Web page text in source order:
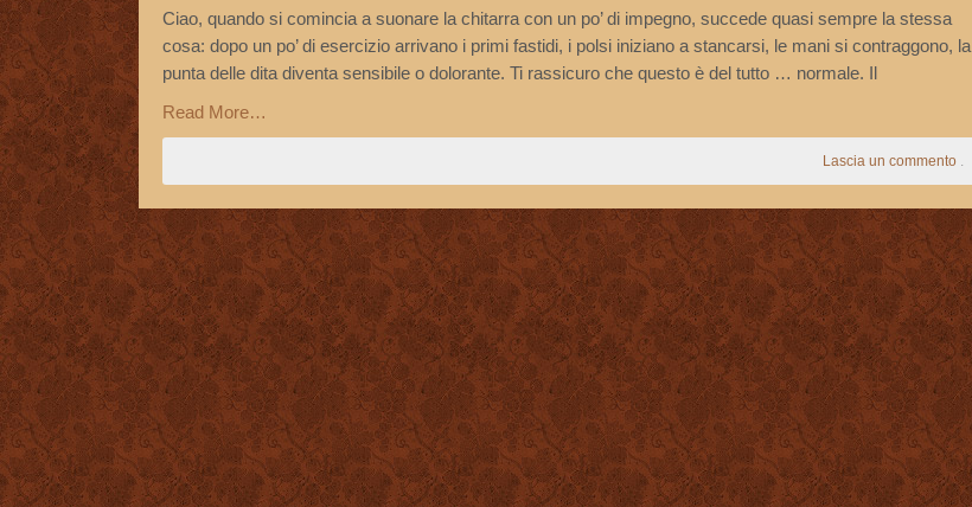
Ciao, quando si comincia a suonare la chitarra con un po’ di impegno, succede quasi sempre la stessa
cosa: dopo un po’ di esercizio arrivano i primi fastidi, i polsi iniziano a stancarsi, le mani si contraggono, la
punta delle dita diventa sensibile o dolorante. Ti rassicuro che questo è del tutto … normale. Il
Read More…
Lascia un commento .